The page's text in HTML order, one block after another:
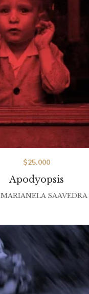
Apodyopsis
$25.000
MARIANELA SAAVEDRA